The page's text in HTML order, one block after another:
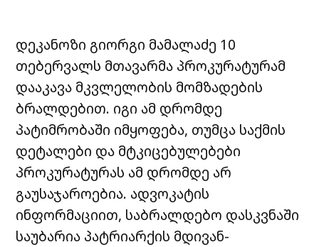
დეკანოზი გიორგი მამალაძე 10
თებერვალს მთავარმა პროკურატურამ
დააკავა მკვლელობის მომზადების
ბრალდებით. იგი ამ დრომდე
პატიმრობაში იმყოფება, თუმცა საქმის
დეტალები და მტკიცებულებები
პროკურატურას ამ დრომდე არ
გაუსაჯაროებია. ადვოკატის
ინფორმაციით, საბრალდებო დასკვნაში
საუბარია პატრიარქის მდივან-